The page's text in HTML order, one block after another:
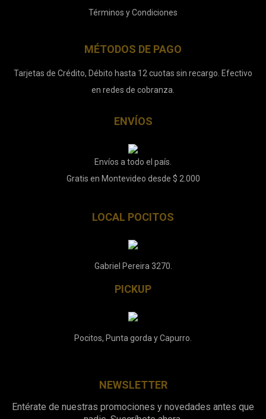
Términos y Condiciones
MÉTODOS DE PAGO
Tarjetas de Crédito, Débito hasta 12 cuotas sin recargo. Efectivo
en redes de cobranza.
ENVÍOS
Envíos a todo el país.
Gratis en Montevideo desde $ 2.000
LOCAL POCITOS
Gabriel Pereira 3270.
PICKUP
Pocitos, Punta gorda y Capurro.
NEWSLETTER
Entérate de nuestras promociones y novedades antes que